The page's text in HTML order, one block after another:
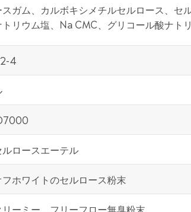
ガム、カルボキシメチルセルロース、セ
トリウム塩、Na CMC、グリコール酸ナト
4
ロースエーテル
ホワイトのセルロース粉末
ーミー、フリーフロー無臭粉末